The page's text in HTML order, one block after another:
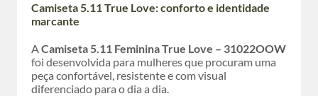
Camiseta 5.11 True Love: conforto e identidade
marcante
ACamiseta 5.11 Feminina True Love – 31022OOW
foi desenvolvida para mulheres que procuram uma
peça confortável, resistente e com visual
diferenciado para o dia a dia.